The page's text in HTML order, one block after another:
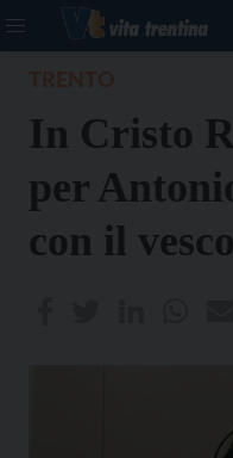
In Cristo
per
con il